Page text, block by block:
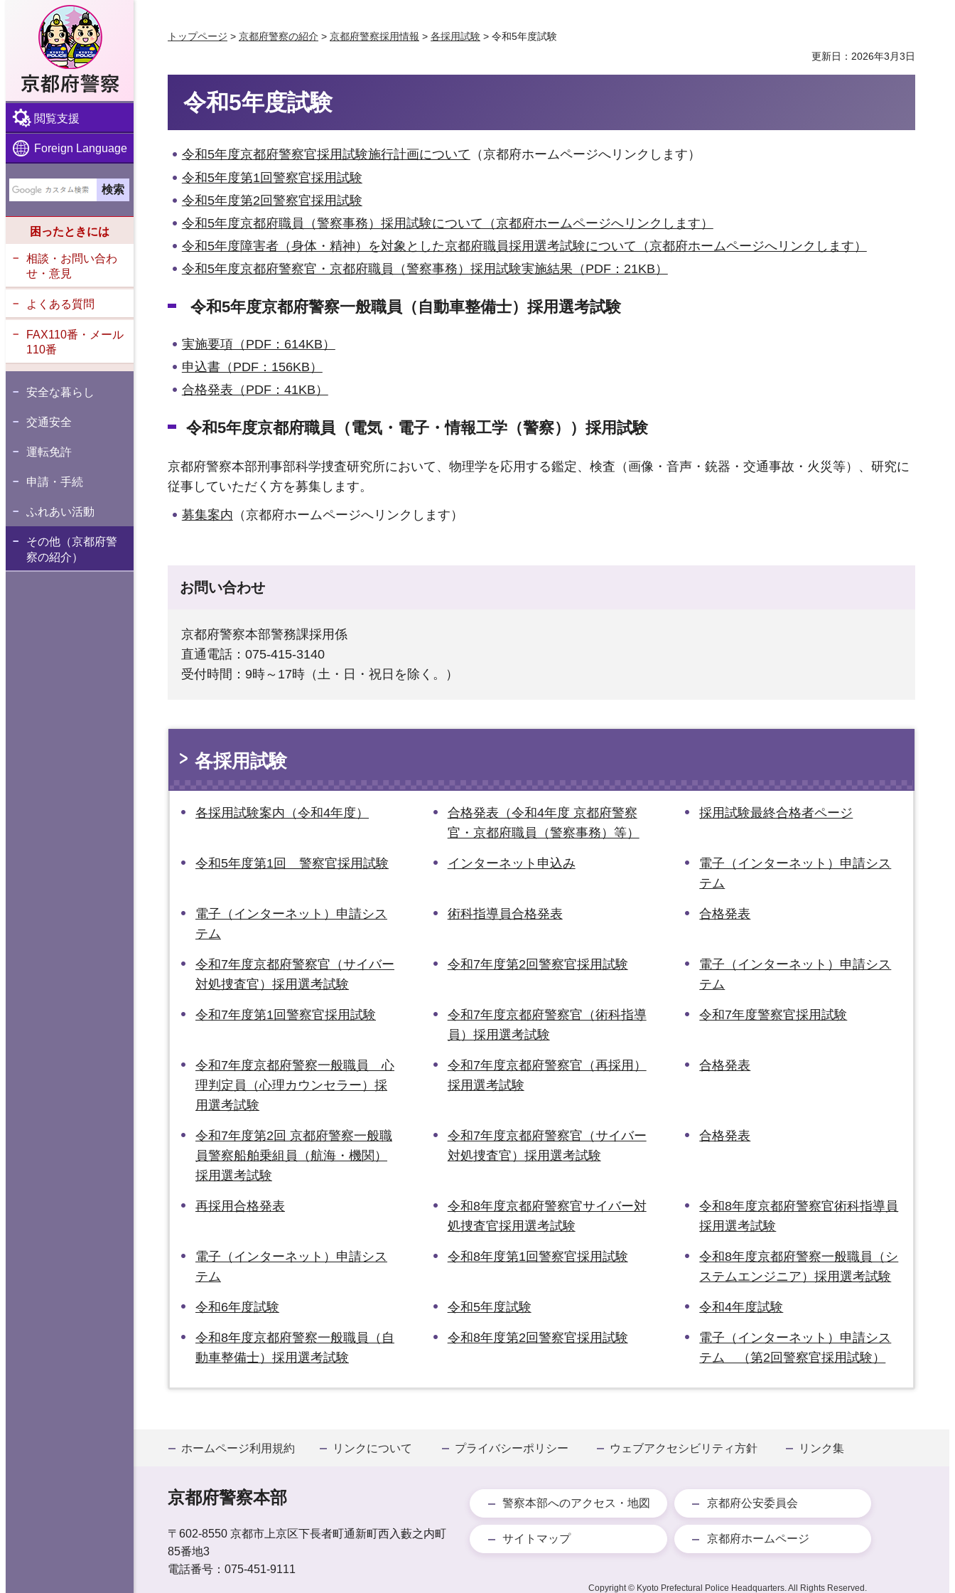
京都府警察
閲覧支援
Foreign Language
困ったときには
相談・お問い合わ
せ・意見
よくある質問
FAX110番・メール
110番
安全な暮らし
交通安全
運転免許
申請・手続
ふれあい活動
その他（京都府警
察の紹介）
トップページ > 京都府警察の紹介 > 京都府警察採用情報 > 各採用試験 > 令和5年度試験
更新日：2026年3月3日
令和5年度試験
令和5年度京都府警察官採用試験施行計画について （京都府ホームページへリンクします）
令和5年度第1回警察官採用試験
令和5年度第2回警察官採用試験
令和5年度京都府職員（警察事務）採用試験について（京都府ホームページへリンクします）
令和5年度障害者（身体・精神）を対象とした京都府職員採用選考試験について（京都府ホームページへリンクします）
令和5年度京都府警察官・京都府職員（警察事務）採用試験実施結果（PDF：21KB）
令和5年度京都府警察一般職員（自動車整備士）採用選考試験
実施要項（PDF：614KB）
申込書（PDF：156KB）
合格発表（PDF：41KB）
令和5年度京都府職員（電気・電子・情報工学（警察））採用試験
京都府警察本部刑事部科学捜査研究所において、物理学を応用する鑑定、検査（画像・音声・銃器・交通事故・火災等）、研究に
従事していただく方を募集します。
募集案内 （京都府ホームページへリンクします）
お問い合わせ
京都府警察本部警務課採用係
直通電話：075-415-3140
受付時間：9時～17時（土・日・祝日を除く。）
各採用試験
各採用試験案内（令和4年度）
合格発表（令和4年度 京都府警察
官・京都府職員（警察事務）等）
採用試験最終合格者ページ
令和5年度第1回 警察官採用試験 インターネット申込み
電子（インターネット）申請シス
テム
電子（インターネット）申請シス
テム
術科指導員合格発表 合格発表
令和7年度京都府警察官（サイバー
対処捜査官）採用選考試験
令和7年度第2回警察官採用試験
電子（インターネット）申請シス
テム
令和7年度第1回警察官採用試験
令和7年度京都府警察官（術科指導
員）採用選考試験
令和7年度警察官採用試験
令和7年度京都府警察一般職員 心
理判定員（心理カウンセラー）採
用選考試験
令和7年度京都府警察官（再採用）
採用選考試験
合格発表
令和7年度第2回 京都府警察一般職
員警察船舶乗組員（航海・機関）
採用選考試験
令和7年度京都府警察官（サイバー
対処捜査官）採用選考試験
合格発表
再採用合格発表
令和8年度京都府警察官サイバー対
処捜査官採用選考試験
令和8年度京都府警察官術科指導員
採用選考試験
電子（インターネット）申請シス
テム
令和8年度第1回警察官採用試験
令和8年度京都府警察一般職員（シ
ステムエンジニア）採用選考試験
令和6年度試験 令和5年度試験 令和4年度試験
令和8年度京都府警察一般職員（自
動車整備士）採用選考試験
令和8年度第2回警察官採用試験
電子（インターネット）申請シス
テム （第2回警察官採用試験）
ホームページ利用規約 リンクについて プライバシーポリシー ウェブアクセシビリティ方針 リンク集
京都府警察本部
〒602-8550 京都市上京区下長者町通新町西入藪之内町
85番地3
電話番号：075-451-9111
警察本部へのアクセス・地図 京都府公安委員会
サイトマップ 京都府ホームページ
Copyright © Kyoto Prefectural Police Headquarters. All Rights Reserved.